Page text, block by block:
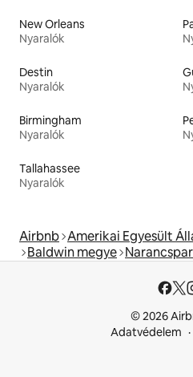
New Orleans
Nyaralók
Destin
Nyaralók
Birmingham
Nyaralók
Tallahassee
Nyaralók
Airbnb Amerikai Egyesült
Baldwin megye
© 2026
Adatvédelem